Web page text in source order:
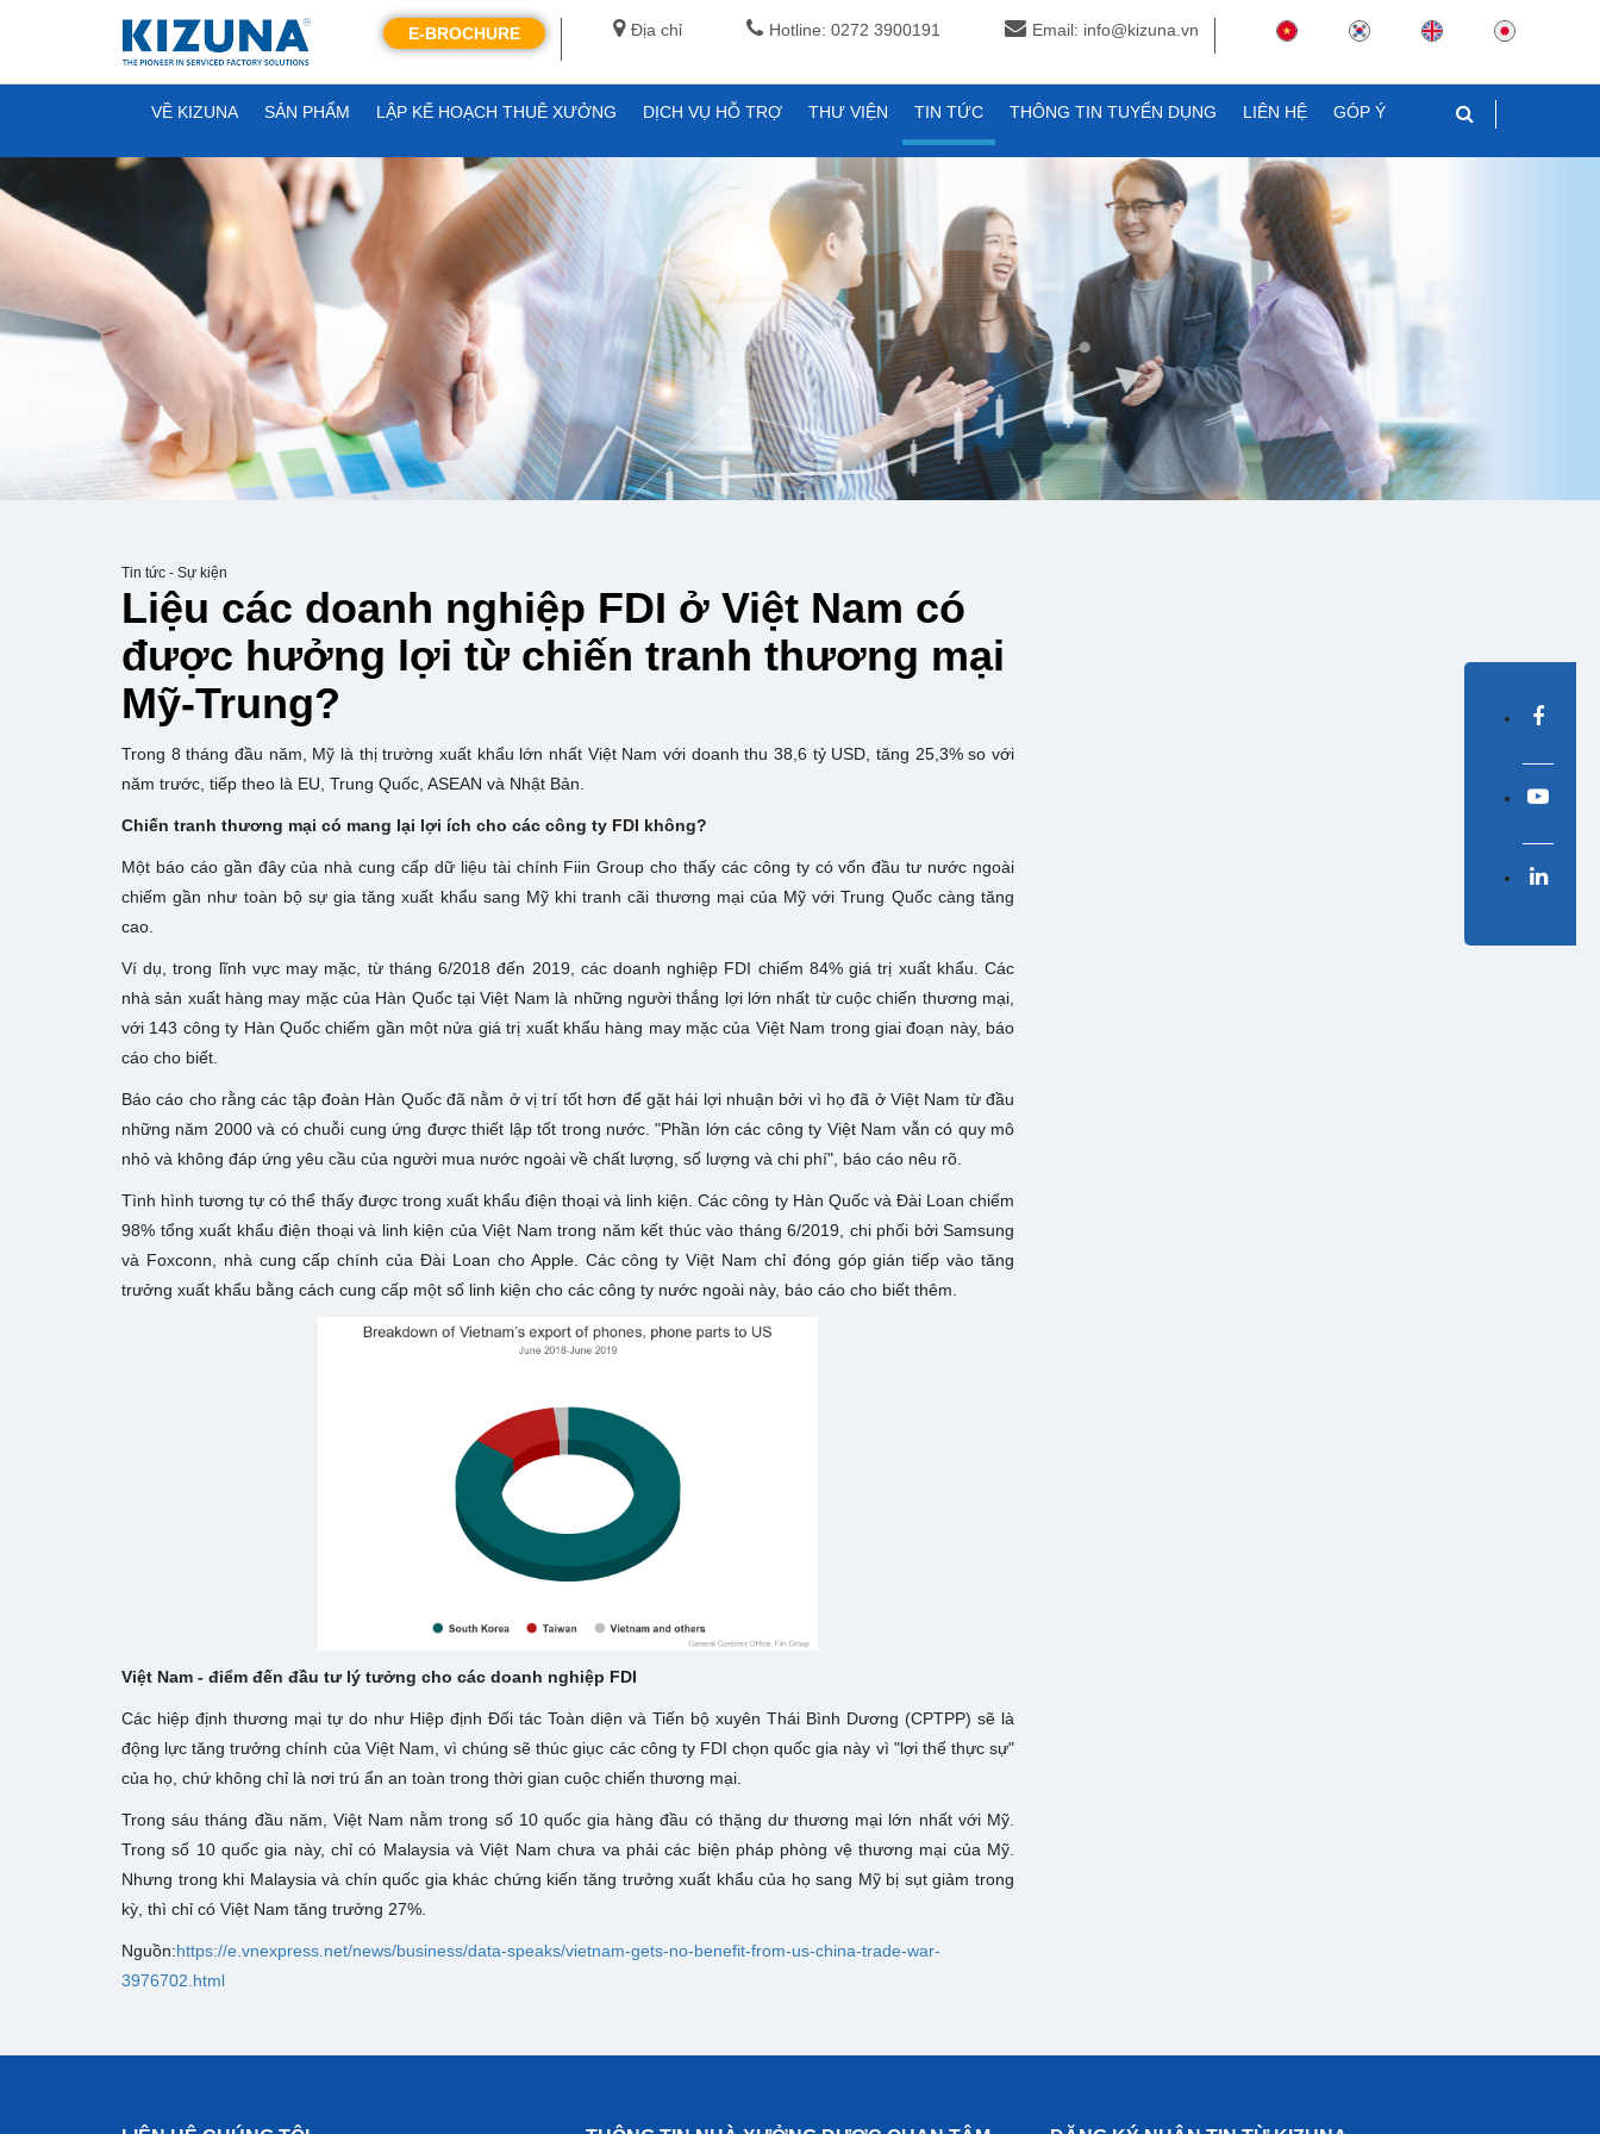
Địa chỉ Hotline: 0272 3900191 Email: info@kizuna.vn
E-BROCHURE
VỀ KIZUNA SẢN PHẨM LẬP KẾ HOẠCH THUÊ XƯỞNG DỊCH VỤ HỖ TRỢ THƯ VIỆN TIN TỨC THÔNG TIN TUYỂN DỤNG LIÊN HỆ GÓP Ý
Tin tức - Sự kiện
Liệu các doanh nghiệp FDI ở Việt Nam có
được hưởng lợi từ chiến tranh thương mại
Mỹ-Trung?
Trong 8 tháng đầu năm, Mỹ là thị trường xuất khẩu lớn nhất Việt Nam với doanh thu 38,6 tỷ USD, tăng 25,3% so với
năm trước, tiếp theo là EU, Trung Quốc, ASEAN và Nhật Bản.
Chiến tranh thương mại có mang lại lợi ích cho các công ty FDI không?
Một báo cáo gần đây của nhà cung cấp dữ liệu tài chính Fiin Group cho thấy các công ty có vốn đầu tư nước ngoài
chiếm gần như toàn bộ sự gia tăng xuất khẩu sang Mỹ khi tranh cãi thương mại của Mỹ với Trung Quốc càng tăng
cao.
Ví dụ, trong lĩnh vực may mặc, từ tháng 6/2018 đến 2019, các doanh nghiệp FDI chiếm 84% giá trị xuất khẩu. Các
nhà sản xuất hàng may mặc của Hàn Quốc tại Việt Nam là những người thắng lợi lớn nhất từ cuộc chiến thương mại,
với 143 công ty Hàn Quốc chiếm gần một nửa giá trị xuất khẩu hàng may mặc của Việt Nam trong giai đoạn này, báo
cáo cho biết.
Báo cáo cho rằng các tập đoàn Hàn Quốc đã nằm ở vị trí tốt hơn để gặt hái lợi nhuận bởi vì họ đã ở Việt Nam từ đầu
những năm 2000 và có chuỗi cung ứng được thiết lập tốt trong nước. "Phần lớn các công ty Việt Nam vẫn có quy mô
nhỏ và không đáp ứng yêu cầu của người mua nước ngoài về chất lượng, số lượng và chi phí", báo cáo nêu rõ.
Tình hình tương tự có thể thấy được trong xuất khẩu điện thoại và linh kiện. Các công ty Hàn Quốc và Đài Loan chiếm
98% tổng xuất khẩu điện thoại và linh kiện của Việt Nam trong năm kết thúc vào tháng 6/2019, chi phối bởi Samsung
và Foxconn, nhà cung cấp chính của Đài Loan cho Apple. Các công ty Việt Nam chỉ đóng góp gián tiếp vào tăng
trưởng xuất khẩu bằng cách cung cấp một số linh kiện cho các công ty nước ngoài này, báo cáo cho biết thêm.
Việt Nam - điểm đến đầu tư lý tưởng cho các doanh nghiệp FDI
Các hiệp định thương mại tự do như Hiệp định Đối tác Toàn diện và Tiến bộ xuyên Thái Bình Dương (CPTPP) sẽ là
động lực tăng trưởng chính của Việt Nam, vì chúng sẽ thúc giục các công ty FDI chọn quốc gia này vì "lợi thế thực sự"
của họ, chứ không chỉ là nơi trú ẩn an toàn trong thời gian cuộc chiến thương mại.
Trong sáu tháng đầu năm, Việt Nam nằm trong số 10 quốc gia hàng đầu có thặng dư thương mại lớn nhất với Mỹ.
Trong số 10 quốc gia này, chỉ có Malaysia và Việt Nam chưa va phải các biện pháp phòng vệ thương mại của Mỹ.
Nhưng trong khi Malaysia và chín quốc gia khác chứng kiến tăng trưởng xuất khẩu của họ sang Mỹ bị sụt giảm trong
kỳ, thì chỉ có Việt Nam tăng trưởng 27%.
Nguồn:https://e.vnexpress.net/news/business/data-speaks/vietnam-gets-no-benefit-from-us-china-trade-war-
3976702.html